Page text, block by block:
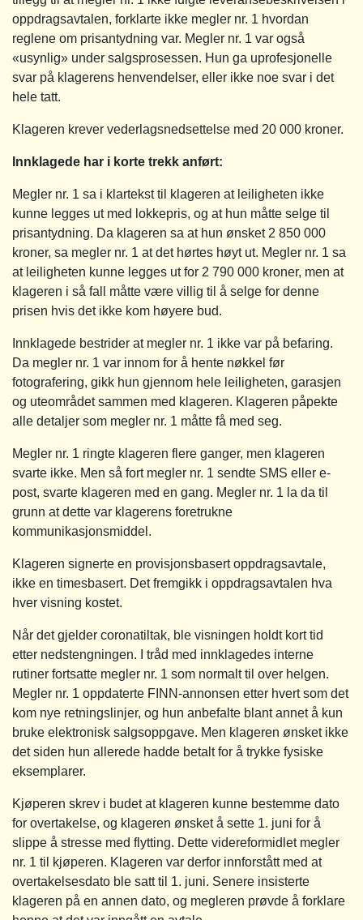
oppdragsavtalen, forklarte ikke megler nr. 1 hvordan
reglene om prisantydning var. Megler nr. 1 var også
«usynlig» under salgsprosessen. Hun ga uprofesjonelle
svar på klagerens henvendelser, eller ikke noe svar i det
hele tatt.
Klageren krever vederlagsnedsettelse med 20 000 kroner.
Innklagede har i korte trekk anført:
Megler nr. 1 sa i klartekst til klageren at leiligheten ikke
kunne legges ut med lokkepris, og at hun måtte selge til
prisantydning. Da klageren sa at hun ønsket 2 850 000
kroner, sa megler nr. 1 at det hørtes høyt ut. Megler nr. 1 sa
at leiligheten kunne legges ut for 2 790 000 kroner, men at
klageren i så fall måtte være villig til å selge for denne
prisen hvis det ikke kom høyere bud.
Innklagede bestrider at megler nr. 1 ikke var på befaring.
Da megler nr. 1 var innom for å hente nøkkel før
fotografering, gikk hun gjennom hele leiligheten, garasjen
og uteområdet sammen med klageren. Klageren påpekte
alle detaljer som megler nr. 1 måtte få med seg.
Megler nr. 1 ringte klageren flere ganger, men klageren
svarte ikke. Men så fort megler nr. 1 sendte SMS eller e-
post, svarte klageren med en gang. Megler nr. 1 la da til
grunn at dette var klagerens foretrukne
kommunikasjonsmiddel.
Klageren signerte en provisjonsbasert oppdragsavtale,
ikke en timesbasert. Det fremgikk i oppdragsavtalen hva
hver visning kostet.
Når det gjelder coronatiltak, ble visningen holdt kort tid
etter nedstengningen. I tråd med innklagedes interne
rutiner fortsatte megler nr. 1 som normalt til over helgen.
Megler nr. 1 oppdaterte FINN-annonsen etter hvert som det
kom nye retningslinjer, og hun anbefalte blant annet å kun
bruke elektronisk salgsoppgave. Men klageren ønsket ikke
det siden hun allerede hadde betalt for å trykke fysiske
eksemplarer.
Kjøperen skrev i budet at klageren kunne bestemme dato
for overtakelse, og klageren ønsket å sette 1. juni for å
slippe å stresse med flytting. Dette videreformidlet megler
nr. 1 til kjøperen. Klageren var derfor innforstått med at
overtakelsesdato ble satt til 1. juni. Senere insisterte
klageren på en annen dato, og megleren prøvde å forklare